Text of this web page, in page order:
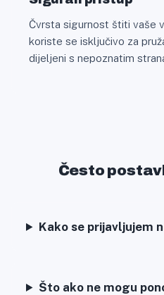
Čvrsta sigurnost štiti vaše
koriste se isključivo za
dijeljeni s nepoznatim
Često
Kako se prijavljujem
Što ako ne mogu